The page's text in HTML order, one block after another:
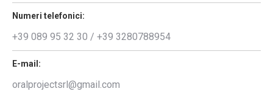
Numeri telefonici:
+39 089 95 32 30 / +39 3280788954
E-mail:
oralprojectsrl@gmail.com